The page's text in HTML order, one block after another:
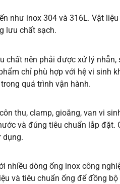
như inox 304 và 316L. Vật
lưu chất sạch.
chất nên phải được xử lý nhẵn,
chỉ phù hợp với hệ vi sinh
quá trình vận hành.
thu, clamp, gioăng, van vi
và đúng tiêu chuẩn lắp đặt.
dụng.
nhiều dòng ống inox công
và tiêu chuẩn ống để đồng